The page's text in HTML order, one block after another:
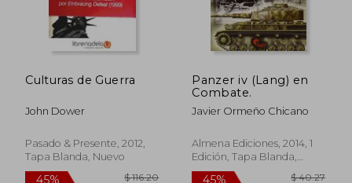
45% 45%
Culturas de Guerra
John Dower
Pasado & Presente, 2012,
Tapa Blanda, Nuevo
Panzer iv (Lang) en
Combate.
Javier Ormeño Chicano
Almena Ediciones, 2014, 1
Edición, Tapa Blanda,
Nuevo